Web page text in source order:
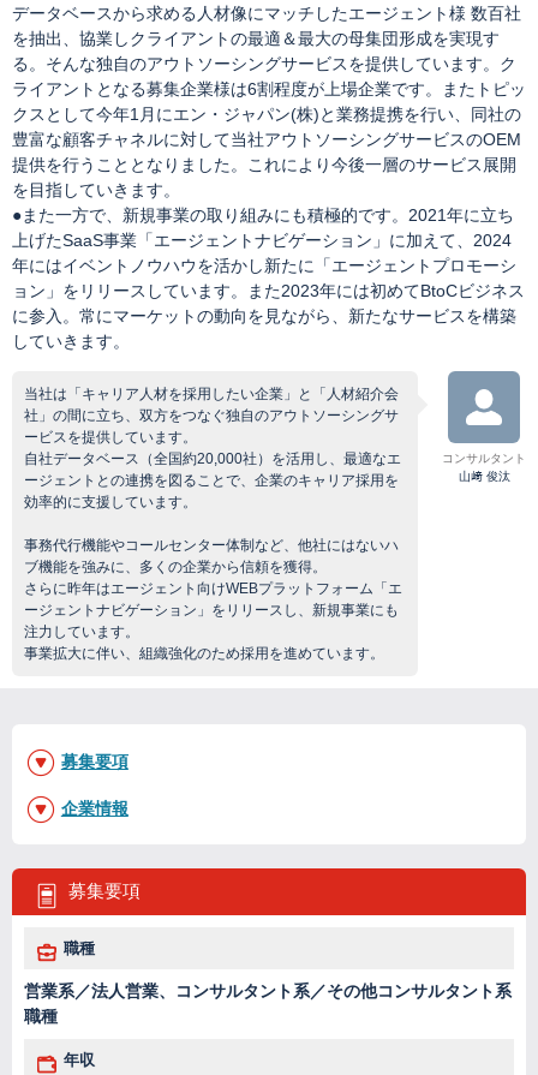
データベースから求める人材像にマッチしたエージェント様 数百社
を抽出、協業しクライアントの最適＆最大の母集団形成を実現す
る。そんな独自のアウトソーシングサービスを提供しています。ク
ライアントとなる募集企業様は6割程度が上場企業です。またトピッ
クスとして今年1月にエン・ジャパン(株)と業務提携を行い、同社の
豊富な顧客チャネルに対して当社アウトソーシングサービスのOEM
提供を行うこととなりました。これにより今後一層のサービス展開
を目指していきます。
●また一方で、新規事業の取り組みにも積極的です。2021年に立ち
上げたSaaS事業「エージェントナビゲーション」に加えて、2024
年にはイベントノウハウを活かし新たに「エージェントプロモーシ
ョン」をリリースしています。また2023年には初めてBtoCビジネス
に参入。常にマーケットの動向を見ながら、新たなサービスを構築
していきます。
当社は「キャリア人材を採用したい企業」と「人材紹介会
社」の間に立ち、双方をつなぐ独自のアウトソーシングサ
ービスを提供しています。
自社データベース（全国約20,000社）を活用し、最適なエ
ージェントとの連携を図ることで、企業のキャリア採用を
効率的に支援しています。
事務代行機能やコールセンター体制など、他社にはないハ
ブ機能を強みに、多くの企業から信頼を獲得。
さらに昨年はエージェント向けWEBプラットフォーム「エ
ージェントナビゲーション」をリリースし、新規事業にも
注力しています。
事業拡大に伴い、組織強化のため採用を進めています。
コンサルタント
山﨑 俊汰
募集要項
職種
営業系／法人営業、コンサルタント系／その他コンサルタント系
職種
年収
募集要項
企業情報